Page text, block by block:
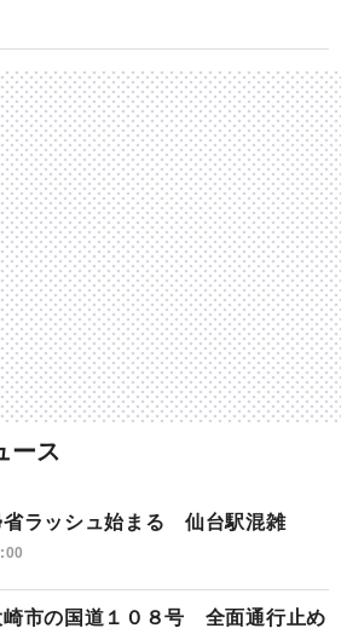
ース
省ラッシュ始まる 仙台駅混雑
崎市の国道１０８号 全面通行止め